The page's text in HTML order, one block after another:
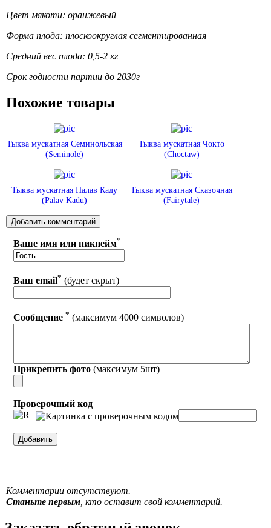
Цвет мякоти: оранжевый
Форма плода: плоскоокруглая сегментированная
Средний вес плода: 0,5-2 кг
Срок годности партии до 2030г
Похожие товары
Тыква мускатная Семинольская
(Seminole)
Тыква мускатная Чокто
(Choctaw)
Тыква мускатная Палав Каду
(Palav Kadu)
Тыква мускатная Сказочная
(Fairytale)
Ваше имя или никнейм*
Ваш email* (будет скрыт)
Сообщение * (максимум 4000 символов)
Прикрепить фото (максимум 5шт)
Проверочный код
Комментарии отсутствуют.
Станьте первым, кто оставит свой комментарий.